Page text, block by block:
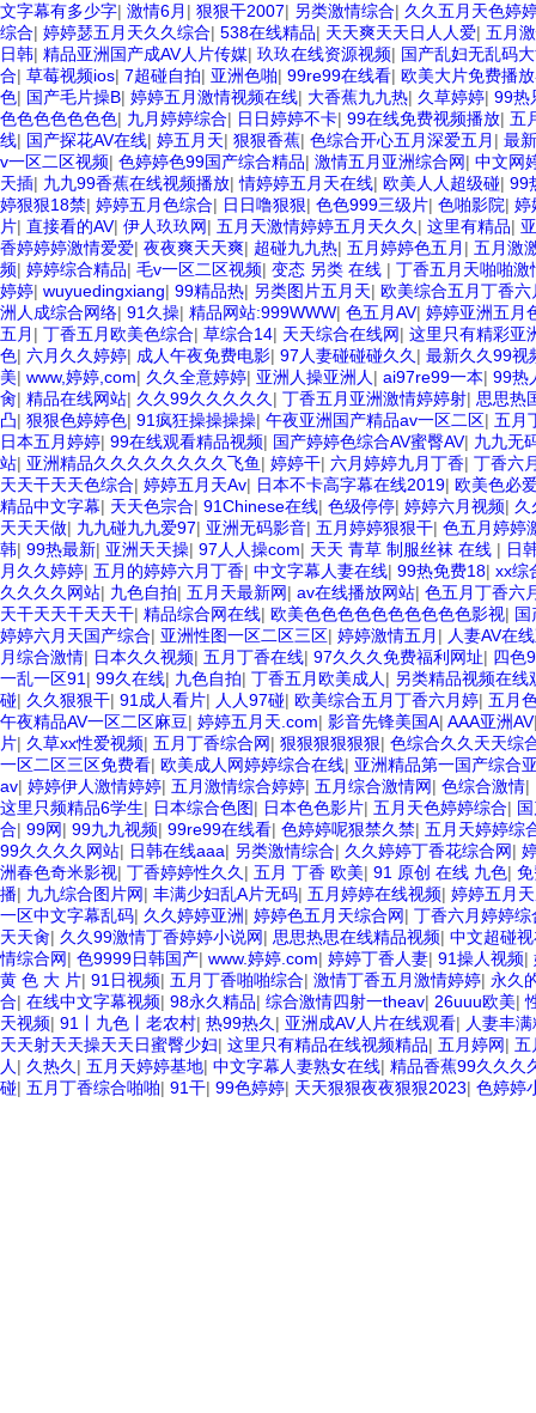
文字幕有多少字| 激情6月 | 狠狠干2007| 另类激情综合| 久久五月天色婷
综合| 婷婷瑟五月天久久综合| 538在线精品| 天天爽天天日人人爱| 五月
日韩| 精品亚洲国产成AV人片传媒| 玖玖在线资源视频| 国产乱妇无乱码
合| 草莓视频ios| 7超碰自拍| 亚洲色啪| 99re99在线看| 欧美大片免费播
色| 国产毛片操B| 婷婷五月激情视频在线| 大香蕉九九热| 久草婷婷| 99热
色色色色色色色| 九月婷婷综合| 日日婷婷不卡| 99在线免费视频播放| 五
线| 国产探花AV在线| 婷五月天| 狠狠香蕉| 色综合开心五月深爱五月 | 最
v一区二区视频| 色婷婷色99国产综合精品| 激情五月亚洲综合网| 中文网
天插| 九九99香蕉在线视频播放|情婷婷五月天在线| 欧美人人超级碰| 99
婷狠狠18禁| 婷婷五月色综合| 日日噜狠狠| 色色999三级片| 色啪影院| 婷
片| 直接看的AV| 伊人玖玖网| 五月天激情婷婷五月天久久 | 这里有精品|
香婷婷婷激情爱爱| 夜夜爽天天爽| 超碰九九热| 五月婷婷色五月 | 五月激
频| 婷婷综合精品| 毛v一区二区视频| 变态 另类 在线 | 丁香五月天啪啪激
婷婷| wuyuedingxiang| 99精品热| 另类图片五月天| 欧美综合五月丁香六
洲人成综合网络| 91久操| 精品网站:999WWW| 色五月AV| 婷婷亚洲五月
五月 | 丁香五月欧美色综合| 草综合14| 天天综合在线网| 这里只有精彩亚
色| 六月久久婷婷| 成人午夜免费电影| 97人妻碰碰碰久久 | 最新久久99视
美| www,婷婷,com| 久久全意婷婷| 亚洲人操亚洲人 | ai97re99一本| 99热
肏| 精品在线网站| 久久99久久久久久 | 丁香五月亚洲激情婷婷射| 思思热
凸| 狠狠色婷婷色| 91疯狂操操操操| 午夜亚洲国产精品av一区二区| 五月
日本五月婷婷| 99在线观看精品视频| 国产婷婷色综合AV蜜臀AV| 九九无
站| 亚洲精品久久久久久久久久飞鱼| 婷婷干| 六月婷婷九月丁香| 丁香六
天天干天天色综合| 婷婷五月天Av| 日本不卡高字幕在线2019| 欧美色必
精品中文字幕| 天天色宗合| 91Chinese在线| 色级停停| 婷婷六月视频| 久
天天天做| 九九碰九九爱97| 亚洲无码影音| 五月婷婷狠狠干| 色五月婷婷
韩| 99热最新| 亚洲天天操| 97人人操com| 天天 青草 制服丝袜 在线 | 日
月久久婷婷| 五月的婷婷六月丁香| 中文字幕人妻在线| 99热免费18| xx综
久久久久网站| 九色自拍| 五月天最新网| av在线播放网站| 色五月丁香六
天干天天干天天干| 精品综合网在线| 欧美色色色色色色色色色色影视| 国
婷婷六月天国产综合| 亚洲性图一区二区三区| 婷婷激情五月 | 人妻AV在
月综合激情| 日本久久视频| 五月丁香在线| 97久久久免费福利网址| 四色
一乱一区91 | 99久在线| 九色自拍| 丁香五月欧美成人 | 另类精品视频在线
碰| 久久狠狠干| 91成人看片| 人人97碰| 欧美综合五月丁香六月婷| 五月
午夜精品AV一区二区麻豆| 婷婷五月天.com| 影音先锋美国A| AAA亚洲AV
片| 久草xx性爱视频| 五月丁香综合网| 狠狠狠狠狠狠| 色综合久久天天综
一区二区三区免费看| 欧美成人网婷婷综合在线| 亚洲精品第一国产综合
av| 婷婷伊人激情婷婷| 五月激情综合婷婷| 五月综合激情网| 色综合激情|
这里只频精品6学生| 日本综合色图| 日本色色影片| 五月天色婷婷综合|
合| 99网| 99九九视频| 99re99在线看| 色婷婷呢狠禁久禁| 五月天婷婷综
99久久久久网站| 日韩在线aaa| 另类激情综合| 久久婷婷丁香花综合网|
洲春色奇米影视| 丁香婷婷性久久 | 五月 丁香 欧美| 91 原创 在线 九色|
播| 九九综合图片网| 丰满少妇乱A片无码| 五月婷婷在线视频| 婷婷五月
一区中文字幕乱码| 久久婷婷亚洲| 婷婷色五月天综合网| 丁香六月婷婷综
天天肏| 久久99激情丁香婷婷小说网| 思思热思在线精品视频| 中文超碰
情综合网| 色9999日韩国产| www.婷婷.com| 婷婷丁香人妻| 91操人视频|
黄 色 大 片| 91日视频| 五月丁香啪啪综合| 激情丁香五月激情婷婷| 永久
合| 在线中文字幕视频| 98永久精品| 综合激情四射一theav| 26uuu欧美|
天视频| 91丨九色丨老农村| 热99热久 | 亚洲成AV人片在线观看| 人妻丰
天天射天天操天天日蜜臀少妇| 这里只有精品在线视频精品| 五月婷网| 五
人 | 久热久 | 五月天婷婷基地| 中文字幕人妻熟女在线| 精品香蕉99久久久
碰| 五月丁香综合啪啪| 91干| 99色婷婷| 天天狠狠夜夜狠狠2023| 色婷婷